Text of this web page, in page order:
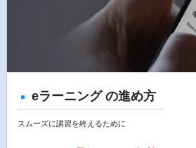
eラーニング の進め方
スムーズに講習を終えるために